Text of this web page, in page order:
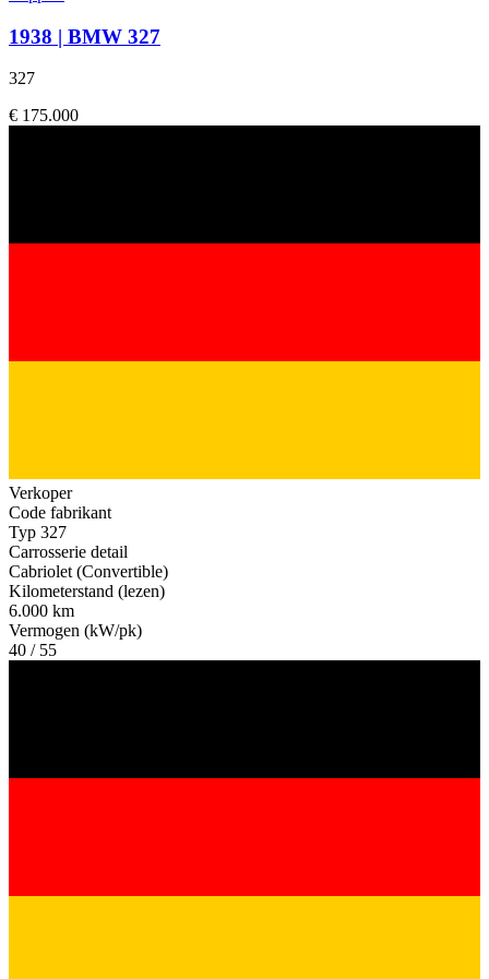
1938 | BMW 327
327
€ 175.000
Verkoper
Code fabrikant
Typ 327
Carrosserie detail
Cabriolet (Convertible)
Kilometerstand (lezen)
6.000 km
Vermogen (kW/pk)
40 / 55